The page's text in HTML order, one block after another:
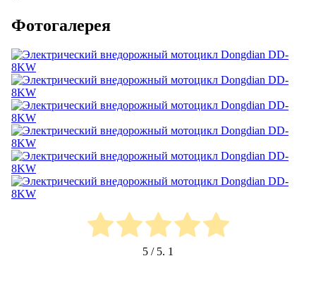
Фотогалерея
5 / 5. 1